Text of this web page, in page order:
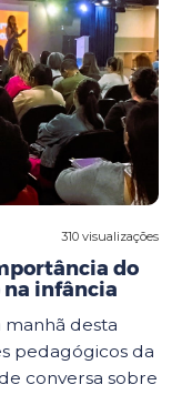
310 visualizações
do
infância
manhã desta
pedagógicos da
conversa sobre